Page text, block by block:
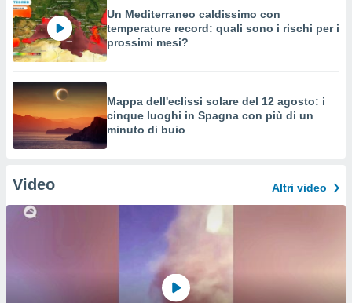
Un Mediterraneo caldissimo con
temperature record: quali sono i rischi per i
prossimi mesi?
Mappa dell'eclissi solare del 12 agosto: i
cinque luoghi in Spagna con più di un
minuto di buio
Video Altri video